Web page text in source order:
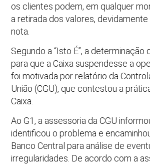
os clientes podem, em qualquer
a retirada dos valores, devidamente
nota.
Segundo a “Isto É”, a determinação
para que a Caixa suspendesse a
foi motivada por relatório da
União (CGU), que contestou a
Caixa.
Ao G1, a assessoria da CGU
identificou o problema e
Banco Central para análise de
irregularidades. De acordo com a